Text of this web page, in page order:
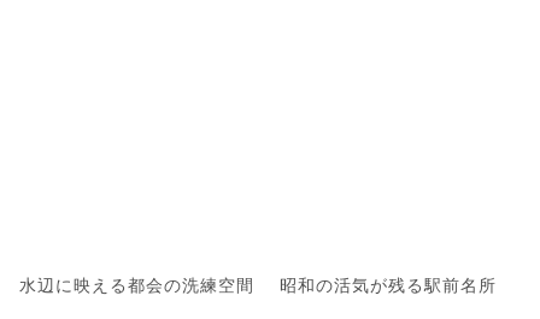
水辺に映える都会の洗練空間 昭和の活気が残る駅前名所